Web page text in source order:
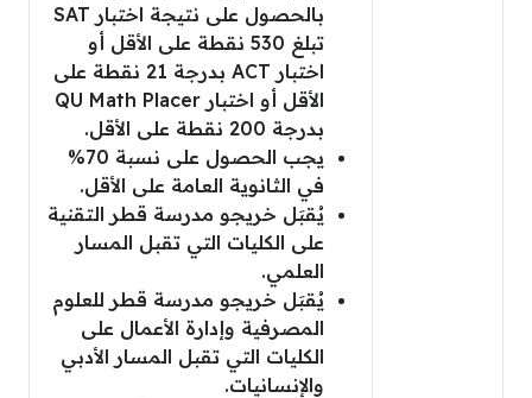
بالحصول على نتيجة اختبار SAT
تبلغ 530 نقطة على الأقل أو
اختبار ACT بدرجة 21 نقطة على
الأقل أو اختبار QU Math Placer
بدرجة 200 نقطة على الأقل.
يجب الحصول على نسبة 70%
في الثانوية العامة على الأقل.
يُقبَل خريجو مدرسة قطر التقنية
على الكليات التي تقبل المسار
العلمي.
يُقبَل خريجو مدرسة قطر للعلوم
المصرفية وإدارة الأعمال على
الكليات التي تقبل المسار الأدبي
والإنسانيات.